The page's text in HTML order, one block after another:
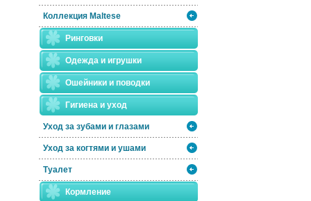
Коллекция Maltese
Ринговки
Одежда и игрушки
Ошейники и поводки
Гигиена и уход
Уход за зубами и глазами
Уход за когтями и ушами
Туалет
Кормление